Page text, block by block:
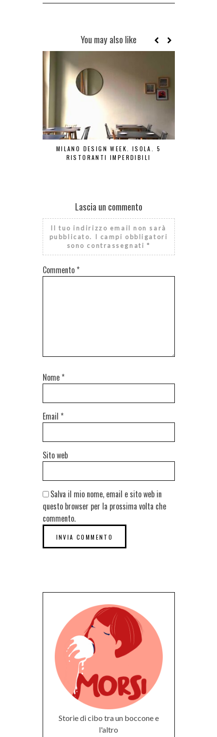
You may also like
MILANO DESIGN WEEK. ISOLA. 5
RISTORANTI IMPERDIBILI
Lascia un commento
Il tuo indirizzo email non sarà
pubblicato.
I campi obbligatori
sono contrassegnati *
Commento *
Nome *
Email *
Sito web
Salva il mio nome, email e sito web in
questo browser per la prossima volta che
commento.
Storie di cibo tra un boccone e
l'altro